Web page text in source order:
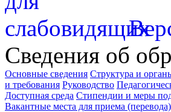
Сведения об
Основные сведения Структура и
и требования Руководство
Доступная среда Стипендии и меры
Вакантные места для приема (перевода)